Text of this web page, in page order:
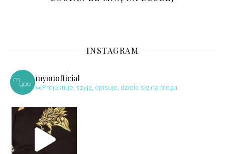
INSTAGRAM
myouofficial
✂️Projektuje, szyję, opisuje, dziele się na blogu.